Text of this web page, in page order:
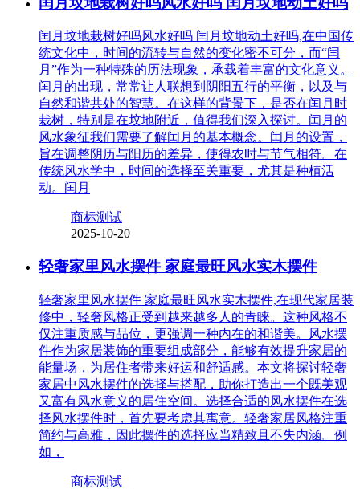
闰月坟地栽树好吗风水好吗 闰月坟地动土好吗,在中国传
统文化中，时间的流转与自然的变化密不可分，而“闰
月”作为一种特殊的历法现象，承载着丰富的文化意义。
闰月的出现，常常让人联想到阴阳五行的平衡，以及与
自然和谐共处的智慧。在这样的背景下，是否在闰月时
栽树，特别是在坟地附近，值得我们深入探讨。闰月的
风水象征我们需要了解闰月的基本概念。闰月的设置，
旨在调整阴历与阳历的差异，使得农时与节气相符。在
传统风水学中，时间的选择至关重要，尤其是种植活
动。闰月
商标测试
2025-10-20
轻奢家里风水摆件 家庭最旺风水实木摆件
轻奢家里风水摆件 家庭最旺风水实木摆件,在现代家居装
修中，轻奢风格正受到越来越多人的青睐。这种风格不
仅注重质感与品位，更强调一种内在的和谐美。风水摆
件作为家居装饰的重要组成部分，能够有效提升家居的
能量场，为居住者带来好运和舒适感。本文将探讨轻奢
家居中风水摆件的选择与搭配，助你打造出一个既美观
又富有风水意义的居住空间。选择合适的风水摆件在选
择风水摆件时，首先要考虑其寓意。轻奢家居风格注重
简约与高雅，因此摆件的选择应当精致且不失内涵。例
如，
商标测试